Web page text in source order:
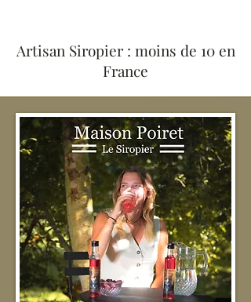
Artisan Siropier : moins de 10 en
France